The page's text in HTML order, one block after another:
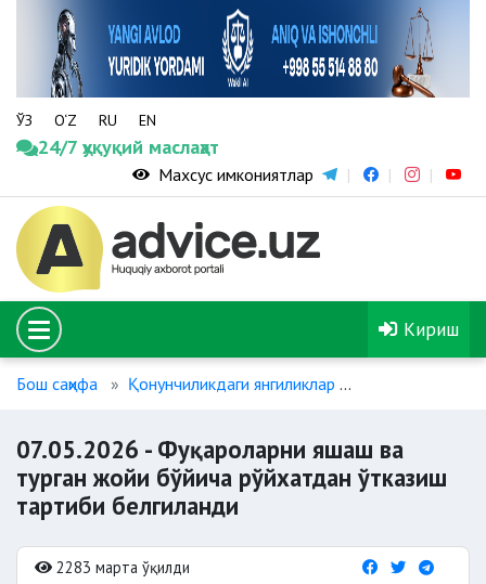
ЎЗ O‘Z RU EN
24/7 ҳуқуқий маслаҳат
Махсус имкониятлар
Кириш
Бош саҳифа Қонунчиликдаги янгиликлар
07.05.2026 - Фуқароларни яшаш ва
турган жойи бўйича рўйхатдан ўтказиш
тартиби белгиланди
2283 марта ўқилди